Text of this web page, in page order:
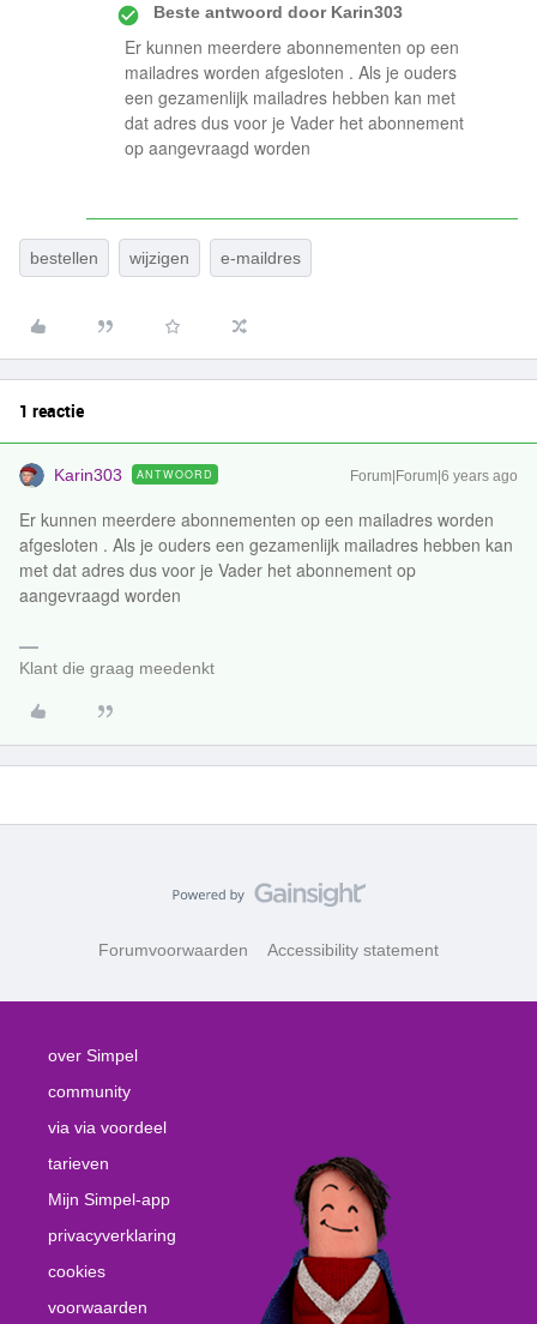
Beste antwoord doorKarin303
Er kunnen meerdere abonnementen op een
mailadres worden afgesloten . Als je ouders
een gezamenlijk mailadres hebben kan met
dat adres dus voor je Vader het abonnement
op aangevraagd worden
bestellen wijzigen e-maildres
1 reactie
Karin303 ANTWOORD Forum|Forum|6 years ago
Er kunnen meerdere abonnementen op een mailadres worden
afgesloten . Als je ouders een gezamenlijk mailadres hebben kan
met dat adres dus voor je Vader het abonnement op
aangevraagd worden
Klant die graag meedenkt
Forumvoorwaarden Accessibility statement
over Simpel
community
via via voordeel
tarieven
Mijn Simpel-app
privacyverklaring
cookies
voorwaarden